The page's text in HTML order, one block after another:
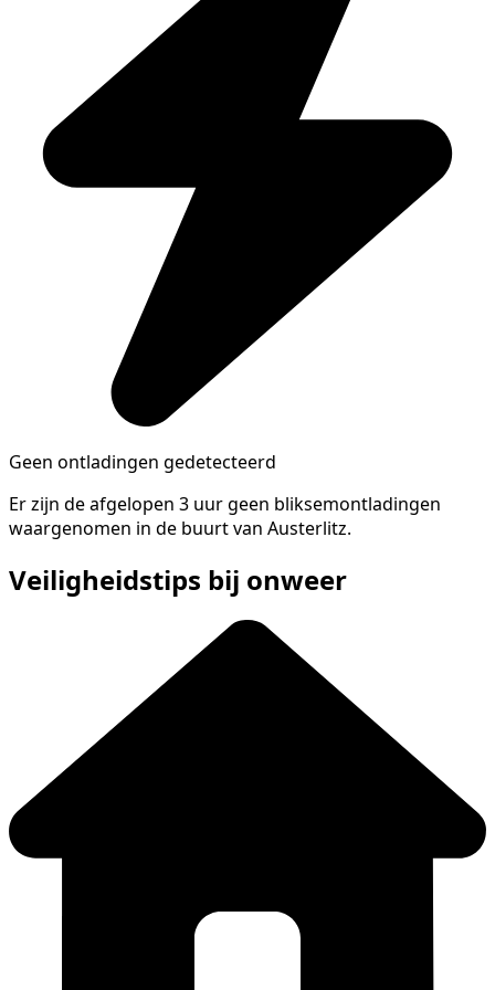
Geen ontladingen gedetecteerd
Er zijn de afgelopen 3 uur geen bliksemontladingen
waargenomen in de buurt van Austerlitz.
Veiligheidstips bij onweer